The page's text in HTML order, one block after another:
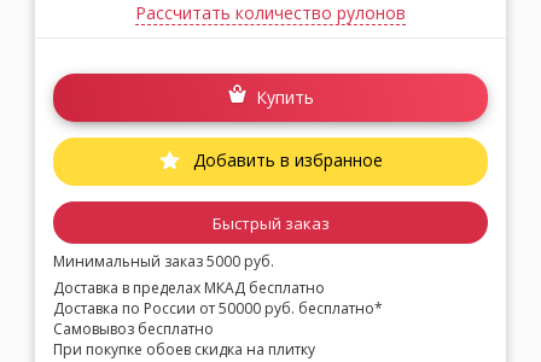
Рассчитать количество рулонов
Купить
Добавить в избранное
Быстрый заказ
Минимальный заказ 5000 руб.
Доставка в пределах МКАД бесплатно
Доставка по России от 50000 руб. бесплатно*
Самовывоз бесплатно
При покупке обоев скидка на плитку